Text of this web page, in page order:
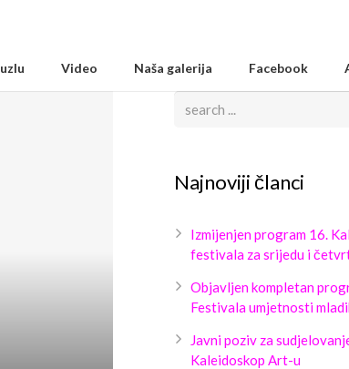
Video Naša galerija Facebook
Najnoviji članci
Izmijenjen program 16.
festivala za srijedu i
Objavljen kompletan
Festivala umjetnosti
Javni poziv za
Kaleidoskop Art-u